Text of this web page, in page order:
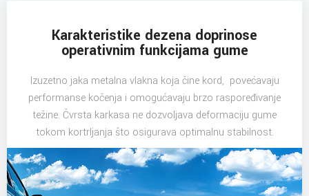
Karakteristike dezena doprinose
operativnim funkcijama gume
Izuzetno jaka metalna vlakna koja čine kord, povećavaju
performanse kočenja i omogućavaju brzo raspoređivanje
težine. Čvrsta karkasa ne dozvoljava deformaciju gume
tokom kortrljanja što osigurava optimalnu stabilnost.